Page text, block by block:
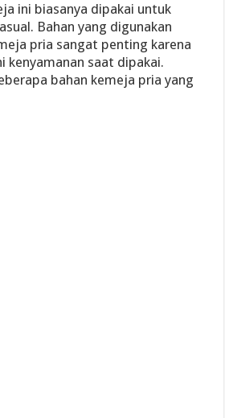
ini biasanya dipakai untuk
Bahan yang digunakan
pria sangat penting karena
kenyamanan saat dipakai.
bahan kemeja pria yang